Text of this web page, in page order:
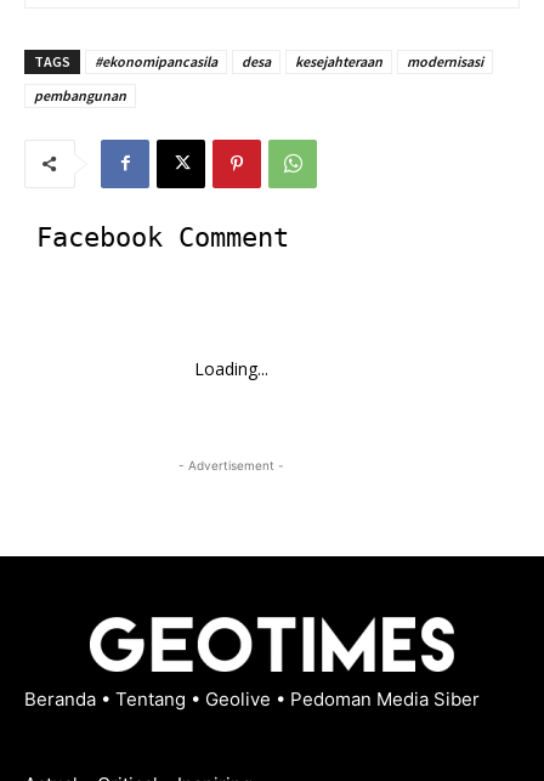
TAGS #ekonomipancasila desa kesejahteraan
modernisasi
pembangunan
Facebook Comment
Loading...
- Advertisement -
Beranda • Tentang • Geolive • Pedoman Media Siber